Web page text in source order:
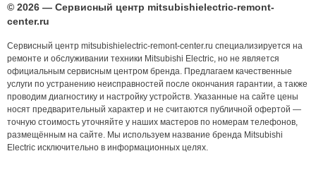
© 2026 — Сервисный центр mitsubishielectric-remont-
center.ru
Сервисный центр mitsubishielectric-remont-center.ru специализируется на
ремонте и обслуживании техники Mitsubishi Electric, но не является
официальным сервисным центром бренда. Предлагаем качественные
услуги по устранению неисправностей после окончания гарантии, а также
проводим диагностику и настройку устройств. Указанные на сайте цены
носят предварительный характер и не считаются публичной офертой —
точную стоимость уточняйте у наших мастеров по номерам телефонов,
размещённым на сайте. Мы используем название бренда Mitsubishi
Electric исключительно в информационных целях.